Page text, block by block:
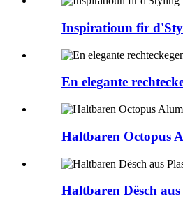
Inspiratioun fir
En elegante
Haltbaren Octopus
Haltbaren Dësch